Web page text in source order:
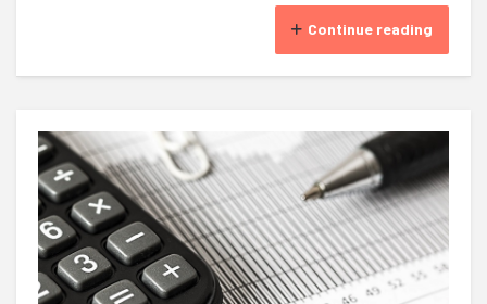
Continue reading